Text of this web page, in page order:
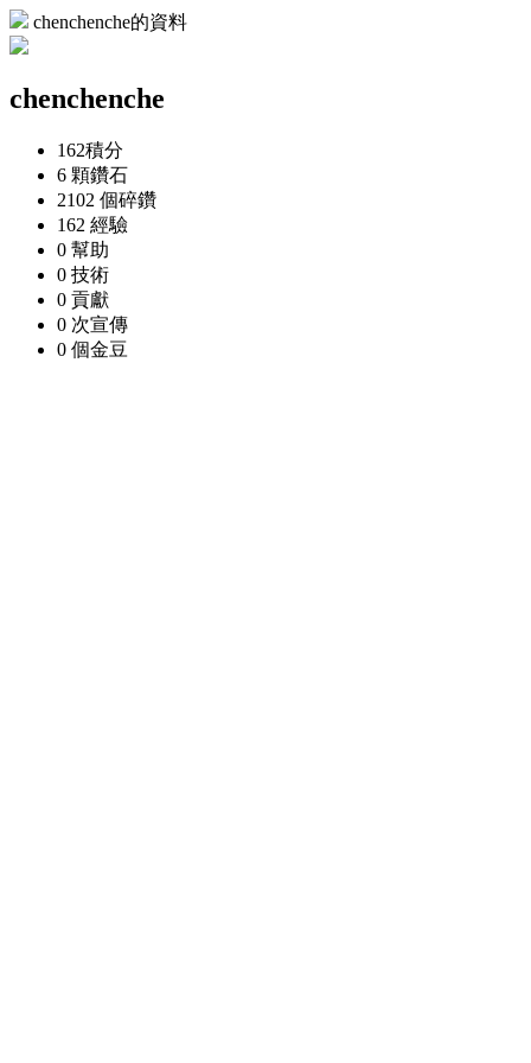
chenchenche的資料
chenchenche
162積分
6 顆鑽石
2102 個碎鑽
162 經驗
0 幫助
0 技術
0 貢獻
0 次宣傳
0 個金豆